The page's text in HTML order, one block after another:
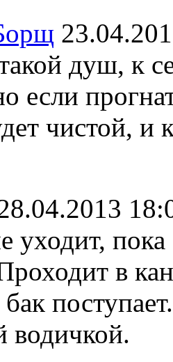
душ, к
если
чистой, и
уходит,
в
водичкой.